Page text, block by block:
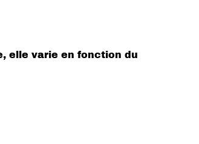
elle varie en fonction du